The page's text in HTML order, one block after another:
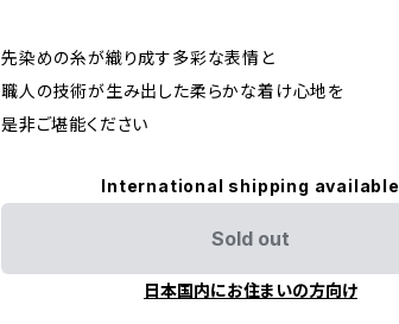
先染めの糸が織り成す多彩な表情と
職人の技術が生み出した柔らかな着け心地を
是非ご堪能ください
International shipping available
Sold out
日本国内にお住まいの方向け